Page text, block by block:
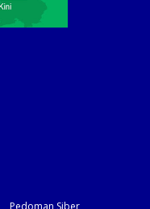
Pedoman Siber